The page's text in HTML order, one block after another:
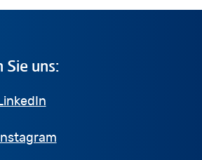
Sie uns:
Instagram